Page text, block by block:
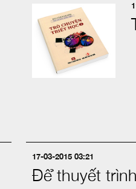
17-03-2015 03:21
Để thuyết